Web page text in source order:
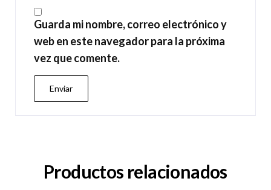
Guarda mi nombre, correo electrónico y
web en este navegador para la próxima
vez que comente.
Productos relacionados